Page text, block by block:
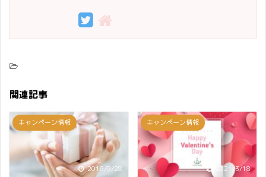
関連記事
キャンペーン情報
2019/9/28
キャンペーン情報
2021/3/18